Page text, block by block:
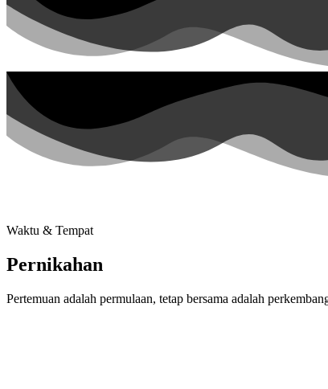
Waktu & Tempat
Pernikahan
Pertemuan adalah permulaan, tetap bersama adalah